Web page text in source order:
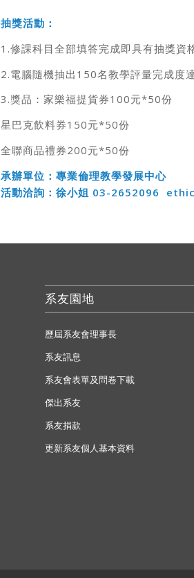
抽獎活動：
1.修課科目全部填答完成即具有抽獎資格
2.電腦隨機抽出150名教學評量完成度
3.獎品：家樂福提貨券100元*50份
星巴克飲料券150元*50份
全聯商品禮券200元*50份
承辦單位：專業倫理教學發展中心
活動洽詢：徐小姐 03-2652096
系友園地
歷屆系友會理事長
系友訊息
系友會表單及問卷下載
傑出系友
系友捐款
更新系友個人基本資料